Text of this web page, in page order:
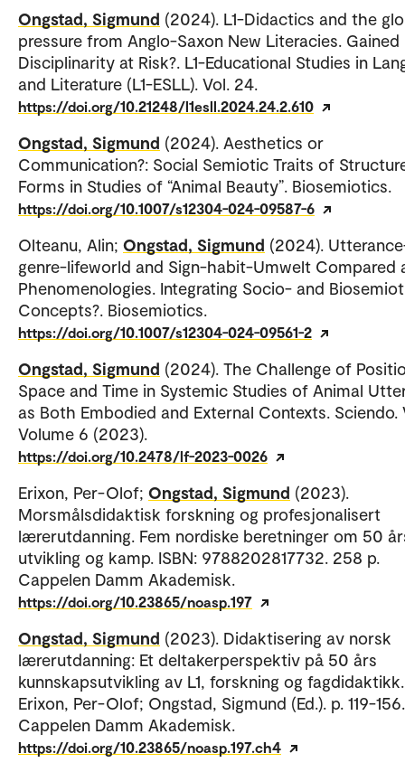
Ongstad, Sigmund (2024). L1-Didactics and the
pressure from Anglo-Saxon New Literacies. Gained
Disciplinarity at Risk?. L1-Educational Studies in
and Literature (L1-ESLL). Vol. 24.
https://doi.org/10.21248/l1esll.2024.24.2.610
Ongstad, Sigmund (2024). Aesthetics or
Communication?: Social Semiotic Traits of
Forms in Studies of “Animal Beauty”. Biosemiotics.
https://doi.org/10.1007/s12304-024-09587-6
Olteanu, Alin; Ongstad, Sigmund (2024).
genre-lifeworld and Sign-habit-Umwelt Compared
Phenomenologies. Integrating Socio- and
Concepts?. Biosemiotics.
https://doi.org/10.1007/s12304-024-09561-2
Ongstad, Sigmund (2024). The Challenge of
Space and Time in Systemic Studies of Animal
as Both Embodied and External Contexts. Sciendo.
Volume 6 (2023).
https://doi.org/10.2478/lf-2023-0026
Erixon, Per-Olof; Ongstad, Sigmund (2023).
Morsmålsdidaktisk forskning og profesjonalisert
lærerutdanning. Fem nordiske beretninger om 50
utvikling og kamp. ISBN: 9788202817732. 258 p.
Cappelen Damm Akademisk.
https://doi.org/10.23865/noasp.197
Ongstad, Sigmund (2023). Didaktisering av norsk
lærerutdanning: Et deltakerperspektiv på 50 års
kunnskapsutvikling av L1, forskning og fagdidaktikk.
Erixon, Per-Olof; Ongstad, Sigmund (Ed.). p. 119-156.
Cappelen Damm Akademisk.
https://doi.org/10.23865/noasp.197.ch4